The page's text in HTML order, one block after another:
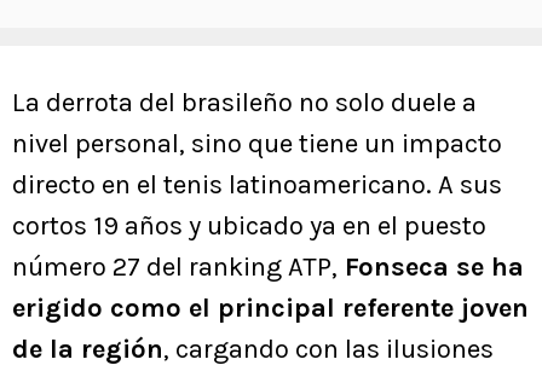
La derrota del brasileño no solo duele a
nivel personal, sino que tiene un impacto
directo en el tenis latinoamericano. A sus
cortos 19 años y ubicado ya en el puesto
número 27 del ranking ATP, Fonseca se ha
erigido como el principal referente joven
de la región, cargando con las ilusiones